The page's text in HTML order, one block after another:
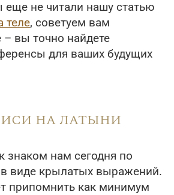
еще не читали нашу статью
теле, советуем вам
– вы точно найдете
для ваших будущих
на латыни
знаком нам сегодня по
виде крылатых выражений.
припомнить как минимум